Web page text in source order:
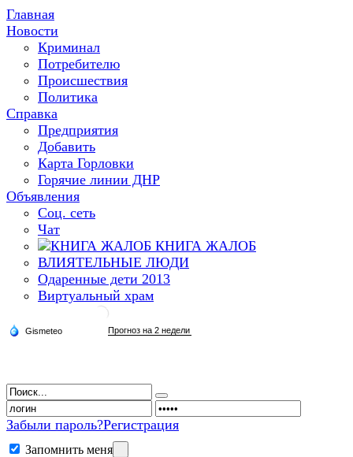
Главная
Новости
Криминал
Потребителю
Происшествия
Политика
Справка
Предприятия
Добавить
Карта Горловки
Горячие линии ДНР
Объявления
Соц. сеть
Чат
КНИГА ЖАЛОБ
ВЛИЯТЕЛЬНЫЕ ЛЮДИ
Одаренные дети 2013
Виртуальный храм
Забыли пароль?Регистрация
Запомнить меня